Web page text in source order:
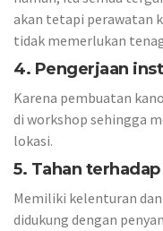
akan tetapi perawatan
tidak memerlukan
4. Pengerjaan
Karena pembuatan
di workshop sehingga
lokasi.
5. Tahan
Memiliki kelenturan
didukung dengan